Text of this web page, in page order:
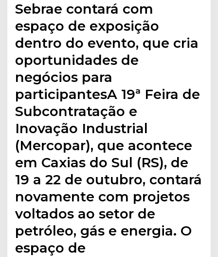
Sebrae contará com
espaço de exposição
dentro do evento, que cria
oportunidades de
negócios para
participantesA 19ª Feira de
Subcontratação e
Inovação Industrial
(Mercopar), que acontece
em Caxias do Sul (RS), de
19 a 22 de outubro, contará
novamente com projetos
voltados ao setor de
petróleo, gás e energia. O
espaço de